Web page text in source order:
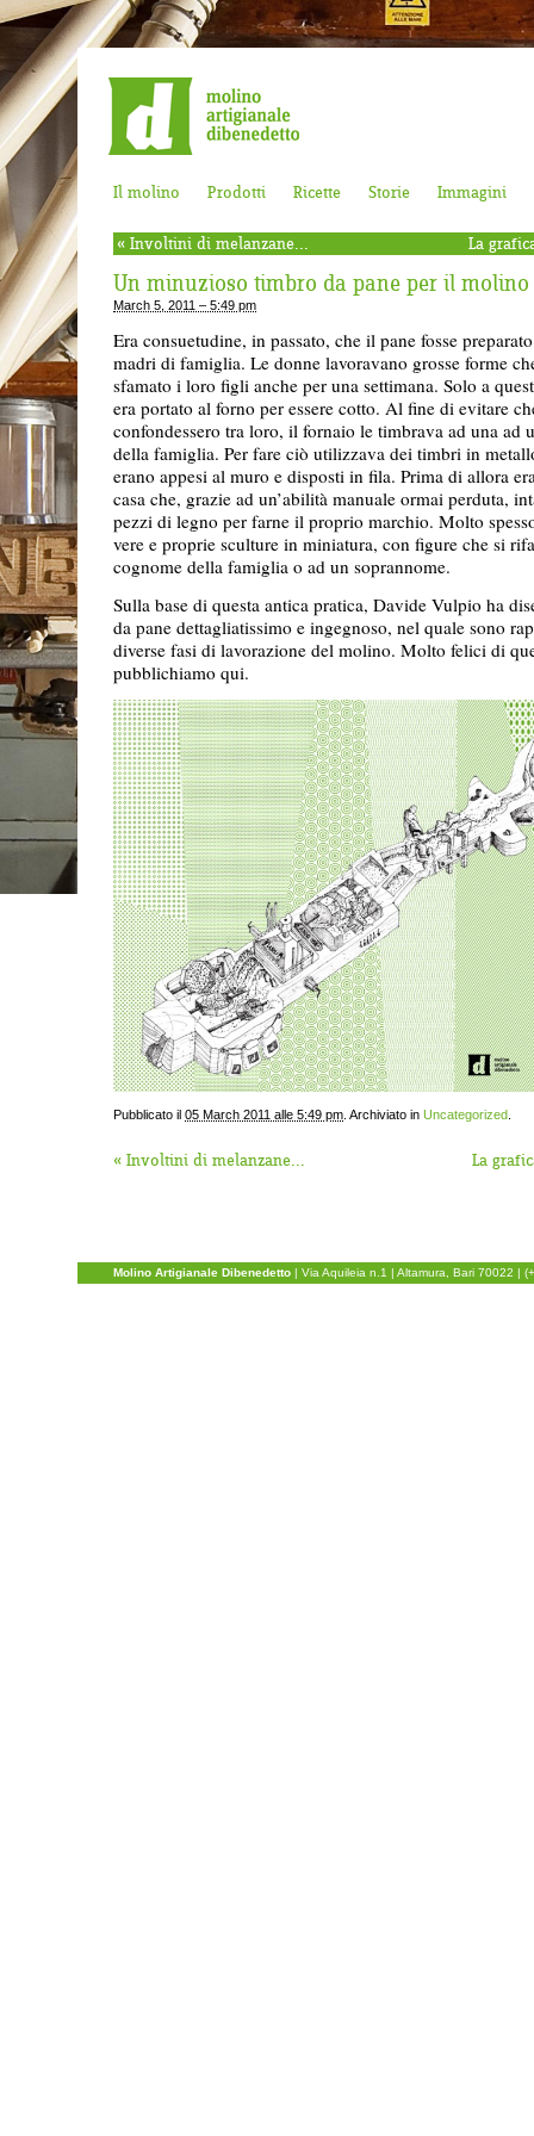
Il molino Prodotti Ricette Storie Immagini
« Involtini di melanzane... La
Un minuzioso timbro da pane per il molino
March 5, 2011 – 5:49 pm
Era consuetudine, in passato, che il pane fosse
madri di famiglia. Le donne lavoravano grosse forme
sfamato i loro figli anche per una settimana. Solo a
era portato al forno per essere cotto. Al fine di evitare
confondessero tra loro, il fornaio le timbrava ad una ad
della famiglia. Per fare ciò utilizzava dei timbri in
erano appesi al muro e disposti in fila. Prima di allora
casa che, grazie ad un’abilità manuale ormai perduta,
pezzi di legno per farne il proprio marchio. Molto
vere e proprie sculture in miniatura, con figure che si
cognome della famiglia o ad un soprannome.
Sulla base di questa antica pratica, Davide Vulpio ha
da pane dettagliatissimo e ingegnoso, nel quale sono
diverse fasi di lavorazione del molino. Molto felici di
pubblichiamo qui.
Pubblicato il 05 March 2011 alle 5:49 pm . Archiviato in Uncategorized
« Involtini di melanzane... La
Molino Artigianale Dibenedetto | Via Aquileia n.1 | Altamura, Bari 70022 |